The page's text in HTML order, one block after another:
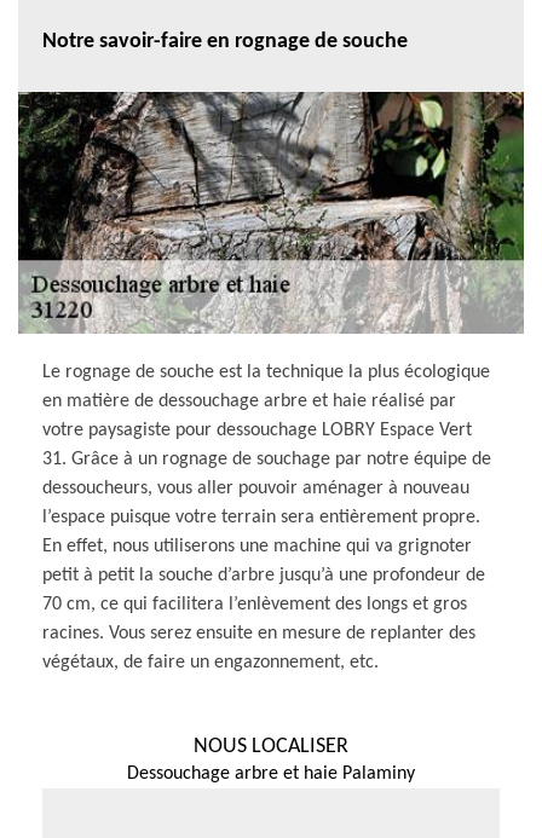
Notre savoir-faire en rognage de souche
Le rognage de souche est la technique la plus écologique
en matière de dessouchage arbre et haie réalisé par
votre paysagiste pour dessouchage LOBRY Espace Vert
31. Grâce à un rognage de souchage par notre équipe de
dessoucheurs, vous aller pouvoir aménager à nouveau
l’espace puisque votre terrain sera entièrement propre.
En effet, nous utiliserons une machine qui va grignoter
petit à petit la souche d’arbre jusqu’à une profondeur de
70 cm, ce qui facilitera l’enlèvement des longs et gros
racines. Vous serez ensuite en mesure de replanter des
végétaux, de faire un engazonnement, etc.
NOUS LOCALISER
Dessouchage arbre et haie Palaminy